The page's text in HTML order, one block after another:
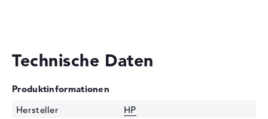
Technische Daten
Produktinformationen
Hersteller
HP